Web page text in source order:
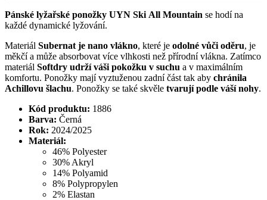
Pánské lyžařské ponožky UYN Ski All Mountain se hodí na
každé dynamické lyžování.
Materiál Subernat je nano vlákno, které je odolné vůči oděru, je
měkčí a může absorbovat více vlhkosti než přírodní vlákna. Zatímco
materiál Softdry udrží váši pokožku v suchu a v maximálním
komfortu. Ponožky mají vyztuženou zadní část tak aby chránila
Achillovu šlachu. Ponožky se také skvěle tvarují podle váší nohy.
Kód produktu: 1886
Barva: Černá
Rok: 2024/2025
Materiál:
46% Polyester
30% Akryl
14% Polyamid
8% Polypropylen
2% Elastan